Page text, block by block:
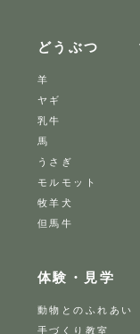
どうぶつ
羊
ヤギ
乳牛
馬
うさぎ
モルモット
牧羊犬
但馬牛
体験・見学
動物とのふれあい
手づくり教室